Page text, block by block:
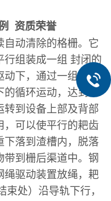
资质荣誉
自动清除的格栅。它
行组装成一组 封闭的
动下，通过一组槽轮
循环运动，达到不
转到设备上部及背部
，可以使平行的耙齿
下落到渣槽内，脱落
到栅后渠道中。钢
绳驱动装置放绳，耙
处）沿导轨下行，